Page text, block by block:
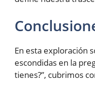
En esta exploración
escondidas en la
tienes?”, cubrimos